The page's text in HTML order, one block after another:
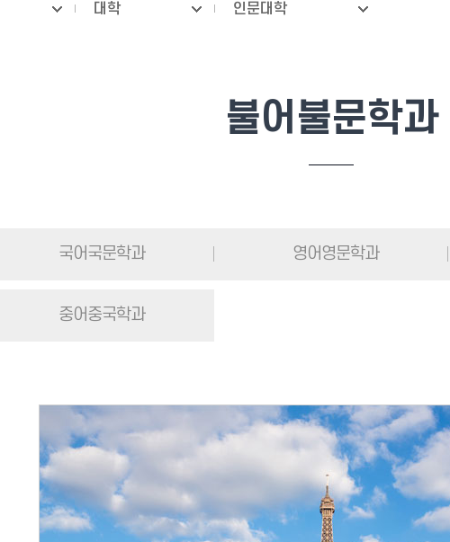
대학 인문대학
불어불문학과
국어국문학과 영어영문학과
중어중국학과